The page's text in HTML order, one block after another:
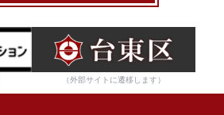
（外部サイトに遷移します）